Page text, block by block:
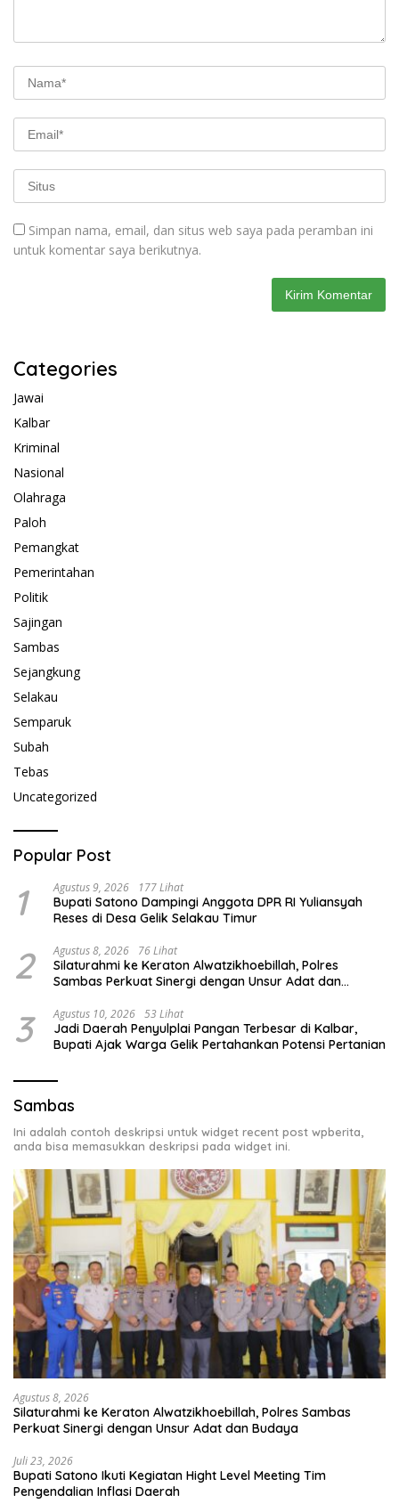
Simpan nama, email, dan situs web saya pada peramban ini
untuk komentar saya berikutnya.
Categories
Jawai
Kalbar
Kriminal
Nasional
Olahraga
Paloh
Pemangkat
Pemerintahan
Politik
Sajingan
Sambas
Sejangkung
Selakau
Semparuk
Subah
Tebas
Uncategorized
Popular Post
1 Agustus 9, 2026 177 Lihat
Bupati Satono Dampingi Anggota DPR RI Yuliansyah
Reses di Desa Gelik Selakau Timur
2 Agustus 8, 2026 76 Lihat
Silaturahmi ke Keraton Alwatzikhoebillah, Polres
Sambas Perkuat Sinergi dengan Unsur Adat dan
3 Agustus 10, 2026 53 Lihat
Jadi Daerah Penyulplai Pangan Terbesar di Kalbar,
Bupati Ajak Warga Gelik Pertahankan Potensi Pertanian
Sambas
Ini adalah contoh deskripsi untuk widget recent post wpberita,
anda bisa memasukkan deskripsi pada widget ini.
Agustus 8, 2026
Silaturahmi ke Keraton Alwatzikhoebillah, Polres Sambas
Perkuat Sinergi dengan Unsur Adat dan Budaya
Juli 23, 2026
Bupati Satono Ikuti Kegiatan Hight Level Meeting Tim
Pengendalian Inflasi Daerah